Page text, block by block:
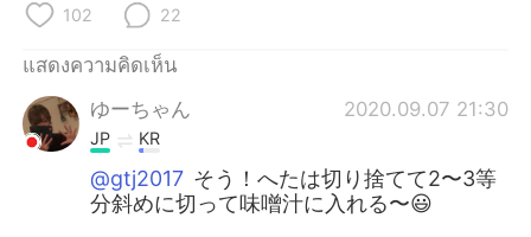
102 22
แสดงความคิดเห็น
ゆーちゃん
2020.09.07 21:30
JP KR
@gtj2017 そう！へたは切り捨てて2〜3等
分斜めに切って味噌汁に入れる〜😃